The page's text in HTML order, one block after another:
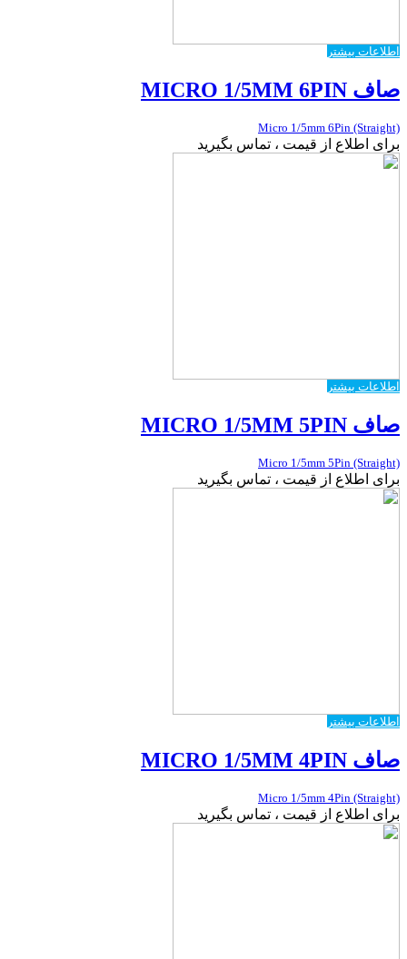
اطلاعات بیشتر
صاف MICRO 1/5MM 6PIN
Micro 1/5mm 6Pin (Straight)
برای اطلاع از قیمت ، تماس بگیرید
اطلاعات بیشتر
صاف MICRO 1/5MM 5PIN
Micro 1/5mm 5Pin (Straight)
برای اطلاع از قیمت ، تماس بگیرید
اطلاعات بیشتر
صاف MICRO 1/5MM 4PIN
Micro 1/5mm 4Pin (Straight)
برای اطلاع از قیمت ، تماس بگیرید